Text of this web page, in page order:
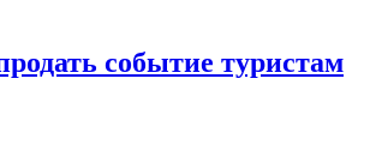
событие туристам